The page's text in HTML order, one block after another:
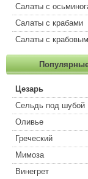
Салаты с
Салаты с крабами
Салаты с
Цезарь
Сельдь под шубой
Оливье
Греческий
Мимоза
Винегрет